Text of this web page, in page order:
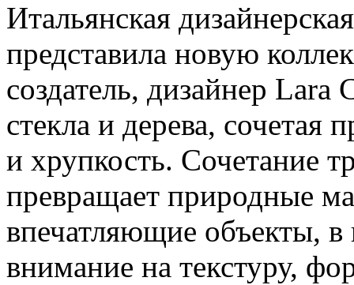
Итальянская
представила новую
создатель, дизайнер Lara
стекла и дерева, сочетая
и хрупкость. Сочетание
превращает природные
впечатляющие объекты, в
внимание на текстуру,